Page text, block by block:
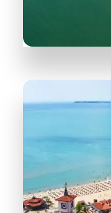
Sveti Vlas